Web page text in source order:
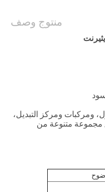
منتوج وصف
ومركبات ومركز التبديل،
مجموعة متنوعة من